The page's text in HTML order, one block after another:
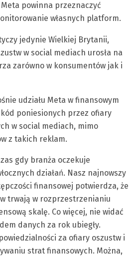
powinna przeznaczyć
własnych platform.
jedynie Wielkiej Brytanii,
w social mediach urosła na
zarówno w konsumentów jak i
udziału Meta w finansowym
poniesionych przez ofiary
w social mediach, mimo
z takich reklam.
gdy branża oczekuje
działań. Nasz najnowszy
finansowej potwierdza, że
trwają w rozprzestrzenianiu
skalę. Co więcej, nie widać
danych za rok ubiegły.
za ofiary oszustw i
strat finansowych. Można,